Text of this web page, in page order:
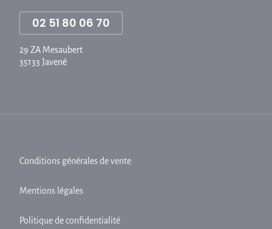
02 51 80 06 70
29 ZA Mesaubert
35133 Javené
Conditions générales de vente
Mentions légales
Politique de confidentialité